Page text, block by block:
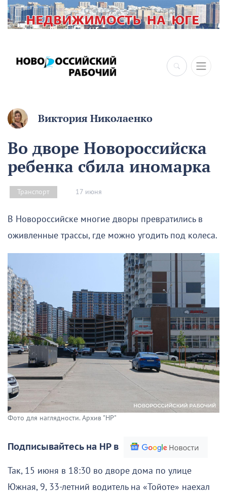
×
Виктория Николаенко
Во дворе Новороссийска
ребенка сбила иномарка
Транспорт 17 июня
В Новороссийске многие дворы превратились в
оживленные трассы, где можно угодить под колеса.
Фото для наглядности. Архив "НР"
Подписывайтесь на НР в
Так, 15 июня в 18:30 во дворе дома по улице
Южная, 9, 33-летний водитель на «Тойоте» наехал